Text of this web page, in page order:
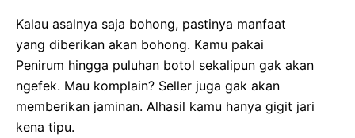
Kalau asalnya saja bohong, pastinya manfaat
yang diberikan akan bohong. Kamu pakai
Penirum hingga puluhan botol sekalipun gak akan
ngefek. Mau komplain? Seller juga gak akan
memberikan jaminan. Alhasil kamu hanya gigit jari
kena tipu.